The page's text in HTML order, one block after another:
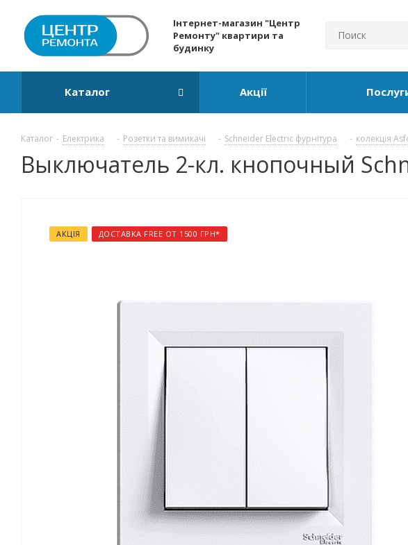
Інтернет-магазин "Центр
Ремонту" квартири та
будинку
Каталог Акції
Каталог - Електрика - Розетки та вимикачі - Schneider Electric фурнітура - колекція
Выключатель 2-кл. кнопочный
АКЦІЯ ДОСТАВКА FREE ОТ 1500 ГРН*